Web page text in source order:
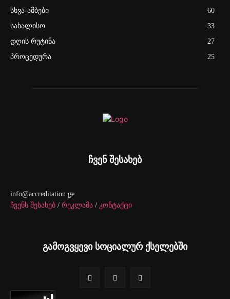
სხვა-ამბები
60
სახალისო
33
დღის რუტინა
27
პროცედურა
25
ჩვენ შესახებ
info@accreditation.ge
ჩვენს შესახებ / რეკლამა / კონტაქტი
გამოგვყევი სოციალურ ქსელებში